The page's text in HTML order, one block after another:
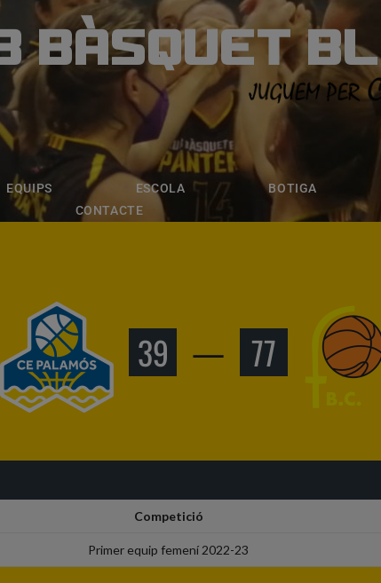
BÀSQUET
EQUIPS ESCOLA BOTIGA
CONTACTE
ESCOLA BOTIGA
39 — 77
Competició
Primer equip femení 2022-23